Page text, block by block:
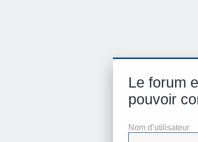
Le forum
pouvoir
Nom d’utilisateur